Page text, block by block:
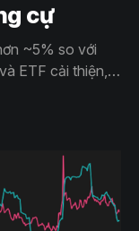
cự
~5% so với
ETF cải thiện,
chủ yếu do